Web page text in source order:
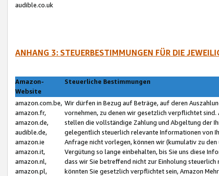
audible.co.uk
ANHANG 3: STEUERBESTIMMUNGEN FÜR DIE
Amazon-
Website
Steuerliche Bestimmungen
amazon.com.be,
amazon.fr,
amazon.de,
audible.de,
amazon.ie
amazon.it,
amazon.nl,
amazon.pl,
Wir dürfen in Bezug auf Beträge, auf deren
vornehmen, zu denen wir gesetzlich verpflichtet
stellen die vollständige Zahlung und Abgeltung der
gelegentlich steuerlich relevante Informationen von
Anfrage nicht vorlegen, können wir (kumulativ zu
Vergütung so lange einbehalten, bis Sie uns diese
dass wir Sie betreffend nicht zur Einholung
könnten Sie gesetzlich verpflichtet sein, Amazon